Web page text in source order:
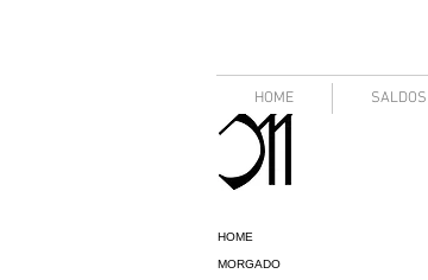
HOME
MORGADO
HOME SALDOS